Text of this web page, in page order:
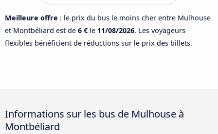
Meilleure offre : le prix du bus le moins cher entre Mulhouse
et Montbéliard est de 6 € le 11/08/2026. Les voyageurs
flexibles bénéficient de réductions sur le prix des billets.
Informations sur les bus de Mulhouse à
Montbéliard